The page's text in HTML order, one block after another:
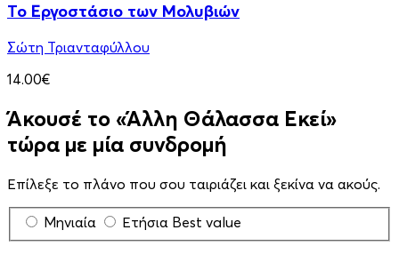
Το Εργοστάσιο των Μολυβιών
Σώτη Τριανταφύλλου
14.00€
Άκουσέ το «Άλλη Θάλασσα Εκεί»
τώρα με μία συνδρομή
Επίλεξε το πλάνο που σου ταιριάζει και ξεκίνα να ακούς.
Μηνιαία Ετήσια Best value